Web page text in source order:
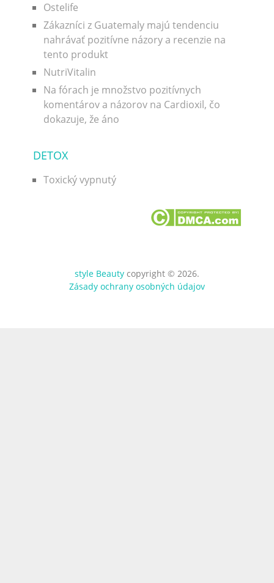
Ostelife
Zákazníci z Guatemaly majú tendenciu
nahrávať pozitívne názory a recenzie na
tento produkt
NutriVitalin
Na fórach je množstvo pozitívnych
komentárov a názorov na Cardioxil, čo
dokazuje, že áno
DETOX
Toxický vypnutý
style Beautycopyright © 2026.
Zásady ochrany osobných údajov